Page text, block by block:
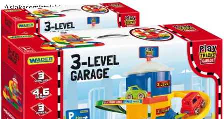
Asiakasomistajahinta
Hinta ilman S-Etukorttia:
44,95 €
Verkkokaupan hinta
Valitse toimitustapa
Nouto myymälästä
Ei saatavilla
Toimitus
Kotiin tai noutopisteeseenAlk. 0 €